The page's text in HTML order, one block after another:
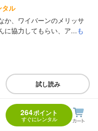
タル
か、ワイバーンのメリッサ
に協力してもらい、ア...も
試し読み
264ポイント
すぐにレンタル